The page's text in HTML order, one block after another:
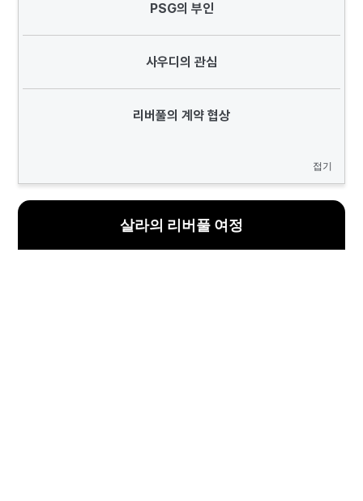
PSG의 부인
사우디의 관심
리버풀의 계약 협상
접기
살라의 리버풀 여정